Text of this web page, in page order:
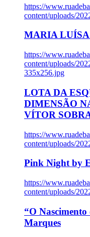
https://
content/uploads/
MARIA
https://
content/uploads/
335x256.jpg
LOTA DA
DIMENSÃO
VÍTOR
https://
content/uploads/
Pink Night by
https://
content/uploads/
“O
Marques